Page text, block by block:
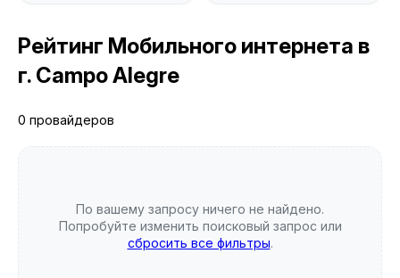
Рейтинг Мобильного интернета в
г. Campo Alegre
0 провайдеров
По вашему запросу ничего не найдено.
Попробуйте изменить поисковый запрос или
сбросить все фильтры.